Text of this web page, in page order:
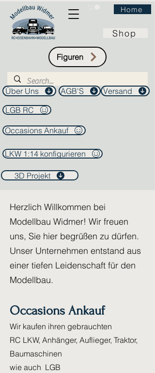
Home
Shop
Figuren
Über Uns AGB'S
Versand
LGB RC
Occasions Ankauf
LKW 1:14 konfigurieren
3D Projekt
Herzlich Willkommen bei
Modellbau Widmer! Wir freuen
uns, Sie hier begrüßen zu dürfen.
Unser Unternehmen entstand aus
einer tiefen Leidenschaft für den
Modellbau.
Occasions Ankauf
Wir kaufen ihren gebrauchten
RC LKW, Anhänger, Auflieger, Traktor,
Baumaschinen
wie auch LGB